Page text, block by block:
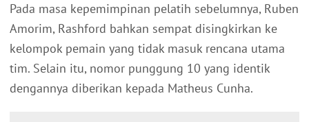
Pada masa kepemimpinan pelatih sebelumnya, Ruben
Amorim, Rashford bahkan sempat disingkirkan ke
kelompok pemain yang tidak masuk rencana utama
tim. Selain itu, nomor punggung 10 yang identik
dengannya diberikan kepada Matheus Cunha.